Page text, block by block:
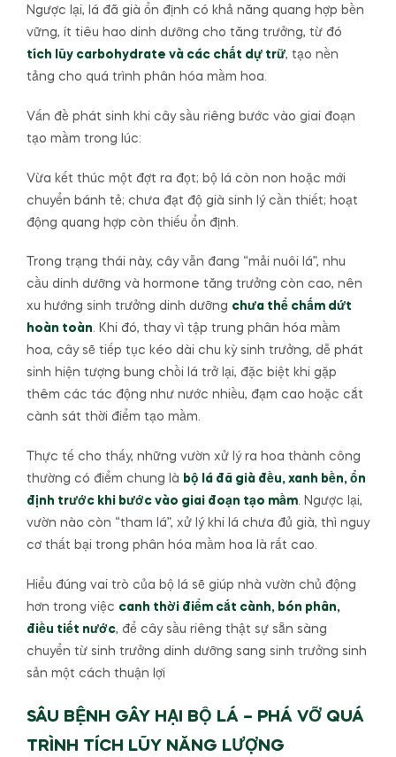
Ngược lại, lá đã già ổn định có khả năng quang hợp bền
vững, ít tiêu hao dinh dưỡng cho tăng trưởng, từ đó
tích lũy carbohydrate và các chất dự trữ, tạo nền
tảng cho quá trình phân hóa mầm hoa.
Vấn đề phát sinh khi cây sầu riêng bước vào giai đoạn
tạo mầm trong lúc:
Vừa kết thúc một đợt ra đọt; bộ lá còn non hoặc mới
chuyển bánh tẻ; chưa đạt độ già sinh lý cần thiết; hoạt
động quang hợp còn thiếu ổn định.
Trong trạng thái này, cây vẫn đang “mải nuôi lá”, nhu
cầu dinh dưỡng và hormone tăng trưởng còn cao, nên
xu hướng sinh trưởng dinh dưỡng chưa thể chấm dứt
hoàn toàn. Khi đó, thay vì tập trung phân hóa mầm
hoa, cây sẽ tiếp tục kéo dài chu kỳ sinh trưởng, dễ phát
sinh hiện tượng bung chồi lá trở lại, đặc biệt khi gặp
thêm các tác động như nước nhiều, đạm cao hoặc cắt
cành sát thời điểm tạo mầm.
Thực tế cho thấy, những vườn xử lý ra hoa thành công
thường có điểm chung là bộ lá đã già đều, xanh bền, ổn
định trước khi bước vào giai đoạn tạo mầm. Ngược lại,
vườn nào còn “tham lá”, xử lý khi lá chưa đủ già, thì nguy
cơ thất bại trong phân hóa mầm hoa là rất cao.
Hiểu đúng vai trò của bộ lá sẽ giúp nhà vườn chủ động
hơn trong việc canh thời điểm cắt cành, bón phân,
điều tiết nước, để cây sầu riêng thật sự sẵn sàng
chuyển từ sinh trưởng dinh dưỡng sang sinh trưởng sinh
sản một cách thuận lợi
SÂU BỆNH GÂY HẠI BỘ LÁ – PHÁ VỠ QUÁ
TRÌNH TÍCH LŨY NĂNG LƯỢNG